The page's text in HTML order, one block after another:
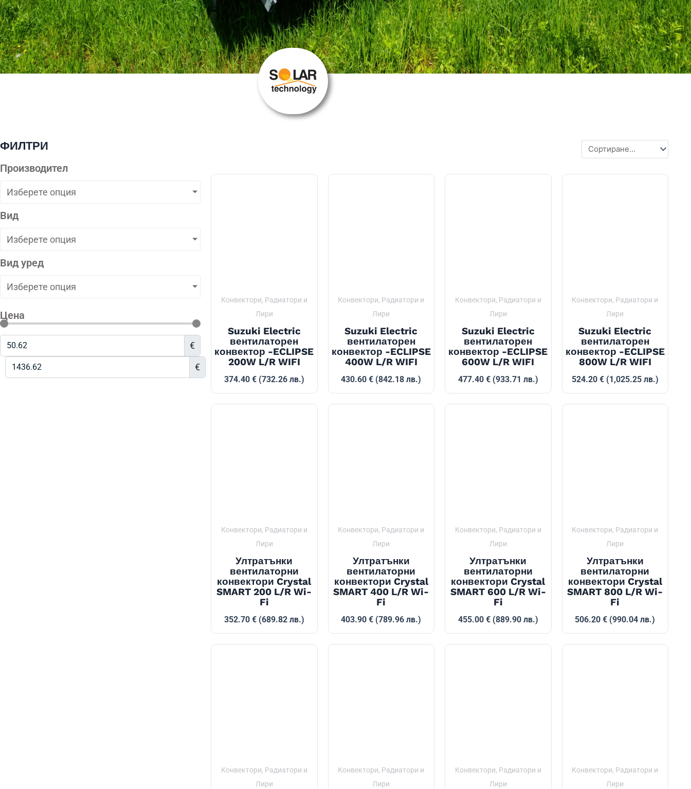
ФИЛТРИ
Производител
Изберете опция
Вид
Изберете опция
Вид уред
Изберете опция
Цена
€
€
Конвектори, Радиатори и
Лири
Suzuki Electric
вентилаторен
конвектор -ECLIPSE
200W L/R WIFI
374.40 € (732.26 лв.)
Конвектори, Радиатори и
Лири
Suzuki Electric
вентилаторен
конвектор -ECLIPSE
400W L/R WIFI
430.60€ (842.18 лв.)
Конвектори, Радиатори и
Лири
Suzuki Electric
вентилаторен
конвектор -ECLIPSE
600W L/R WIFI
477.40 € (933.71 лв.)
Конвектори, Радиатори и
Лири
Suzuki Electric
вентилаторен
конвектор -ECLIPSE
800W L/R WIFI
524.20 € (1,025.25 лв.)
Конвектори, Радиатори и
Лири
Ултратънки
вентилаторни
конвектори Crystal
SMART 200 L/R Wi-
Fi
352.70 € (689.82 лв.)
Конвектори, Радиатори и
Лири
Ултратънки
вентилаторни
конвектори Crystal
SMART 400 L/R Wi-
Fi
403.90€ (789.96 лв.)
Конвектори, Радиатори и
Лири
Ултратънки
вентилаторни
конвектори Crystal
SMART 600 L/R Wi-
Fi
455.00 € (889.90 лв.)
Конвектори, Радиатори и
Лири
Ултратънки
вентилаторни
конвектори Crystal
SMART 800 L/R Wi-
Fi
506.20€ (990.04 лв.)
Конвектори, Радиатори и
Лири
Конвектори, Радиатори и
Лири
Конвектори, Радиатори и
Лири
Конвектори, Радиатори и
Лири